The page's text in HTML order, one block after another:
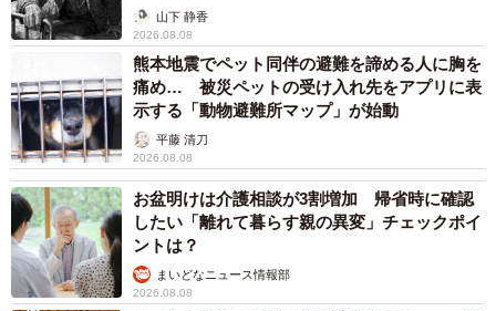
「海岸清掃は『無人島なのに』とか、『海水浴場
だから』なんて関係ありません」
――ごみ拾いのボランティアは、いつ頃、どんなきっかけ
で始めましたか。
「海ごみ拾いを始めたのは2020年の7月からになります。
2018年に起こった西日本豪雨災害のボランティア活動で知
り合った方に、海ごみ問題も深刻だと聞き、海岸清掃を共
にするようになりました」
から】山下 静香
2026.08.08
熊本地震でペット同伴の避難を諦める人に胸を
痛め… 被災ペットの受け入れ先をアプリに表
示する「動物避難所マップ」が始動
平藤 清刀
2026.08.08
お盆明けは介護相談が3割増加 帰省時に確認
したい「離れて暮らす親の異変」チェックポイ
ントは？
まいどなニュース情報部
2026.08.08